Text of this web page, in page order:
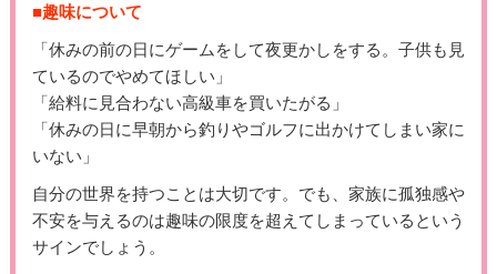
■趣味について
「休みの前の日にゲームをして夜更かしをする。子供も見
ているのでやめてほしい」
「給料に見合わない高級車を買いたがる」
「休みの日に早朝から釣りやゴルフに出かけてしまい家に
いない」
自分の世界を持つことは大切です。でも、家族に孤独感や
不安を与えるのは趣味の限度を超えてしまっているという
サインでしょう。